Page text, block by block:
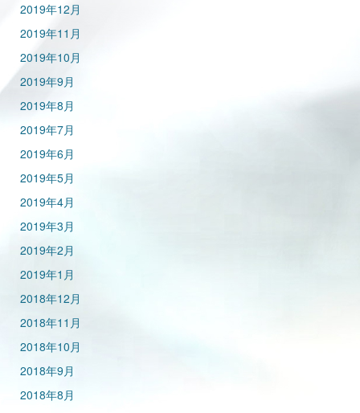
2019年12月
2019年11月
2019年10月
2019年9月
2019年8月
2019年7月
2019年6月
2019年5月
2019年4月
2019年3月
2019年2月
2019年1月
2018年12月
2018年11月
2018年10月
2018年9月
2018年8月